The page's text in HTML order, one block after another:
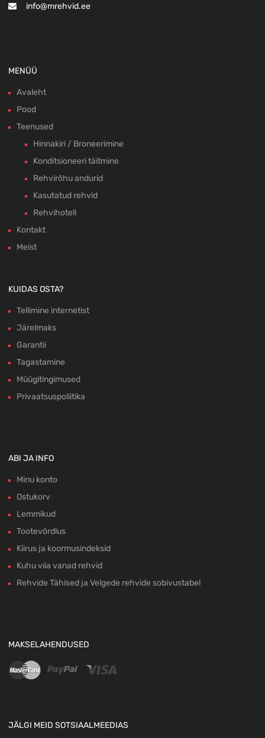
info@mrehvid.ee
MENÜÜ
Avaleht
Pood
Teenused
Hinnakiri / Broneerimine
Konditsioneeri täitmine
Rehvirõhu andurid
Kasutatud rehvid
Rehvihotell
Kontakt
Meist
KUIDAS OSTA?
Tellimine internetist
Järelmaks
Garantii
Tagastamine
Müügitingimused
Privaatsuspoliitika
ABI JA INFO
Minu konto
Ostukorv
Lemmikud
Tootevõrdlus
Kiirus ja koormusindeksid
Kuhu viia vanad rehvid
Rehvide Tähised ja Velgede rehvide sobivustabel
MAKSELAHENDUSED
JÄLGI MEID SOTSIAALMEEDIAS